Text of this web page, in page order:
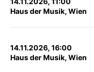
Haus der Musik, Wien
14.11.2026, 16:00
Haus der Musik, Wien